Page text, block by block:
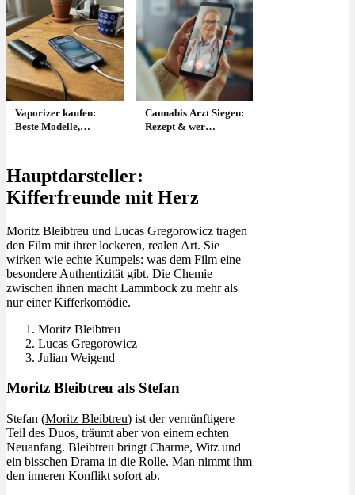
Vaporizer kaufen:
Beste Modelle,
Cannabis Arzt Siegen:
Rezept & wer
Hauptdarsteller:
Kifferfreunde mit Herz
Moritz Bleibtreu und Lucas Gregorowicz tragen
den Film mit ihrer lockeren, realen Art. Sie
wirken wie echte Kumpels: was dem Film eine
besondere Authentizität gibt. Die Chemie
zwischen ihnen macht Lammbock zu mehr als
nur einer Kifferkomödie.
Moritz Bleibtreu
Lucas Gregorowicz
Julian Weigend
Moritz Bleibtreu als Stefan
Stefan (Moritz Bleibtreu) ist der vernünftigere
Teil des Duos, träumt aber von einem echten
Neuanfang. Bleibtreu bringt Charme, Witz und
ein bisschen Drama in die Rolle. Man nimmt ihm
den inneren Konflikt sofort ab.